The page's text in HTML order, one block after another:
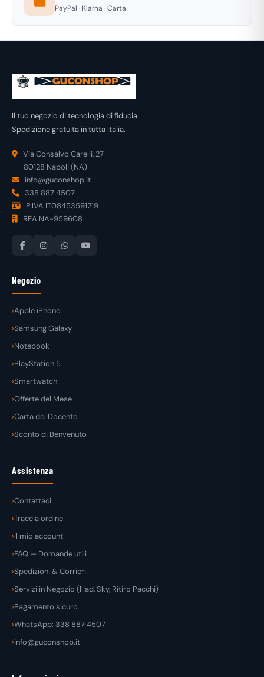
PayPal · Klarna · Carta
Il tuo negozio di tecnologia di fiducia.
Spedizione gratuita in tutta Italia.
Via Consalvo Carelli, 27
80128 Napoli (NA)
info@guconshop.it
338 887 4507
P.IVA IT08453591219
REA NA-959608
Negozio
Apple iPhone
Samsung Galaxy
Notebook
PlayStation 5
Smartwatch
Offerte del Mese
Carta del Docente
Sconto di Benvenuto
Assistenza
Contattaci
Traccia ordine
Il mio account
FAQ — Domande utili
Spedizioni & Corrieri
Servizi in Negozio (Iliad, Sky, Ritiro Pacchi)
Pagamento sicuro
WhatsApp: 338 887 4507
info@guconshop.it